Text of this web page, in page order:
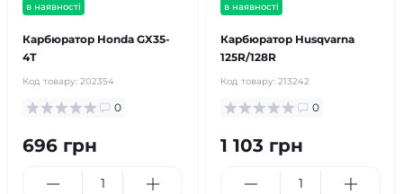
в наявності
Карбюратор Honda GX35-
4Т
Код товару: 202354
0
696 грн
в наявності
Карбюратор Husqvarna
125R/128R
Код товару: 213242
0
1 103 грн